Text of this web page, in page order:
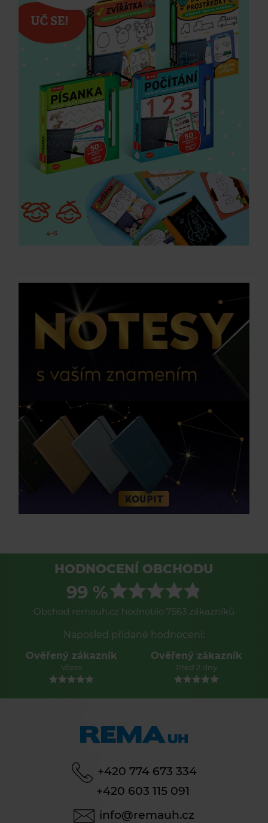
HODNOCENÍ OBCHODU
99 %
Obchod remauh.cz hodnotilo 7563 zákazníků
Naposled přidané hodnocení:
Ověřený zákazník
Včera
Ověřený zákazník
Před 2 dny
+420 774 673 334
+420 603 115 091
info@remauh.cz